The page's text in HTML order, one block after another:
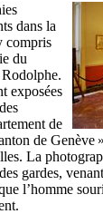
dans la
compris
du
exposées
de
de Genève
La
gardes,
l’homme